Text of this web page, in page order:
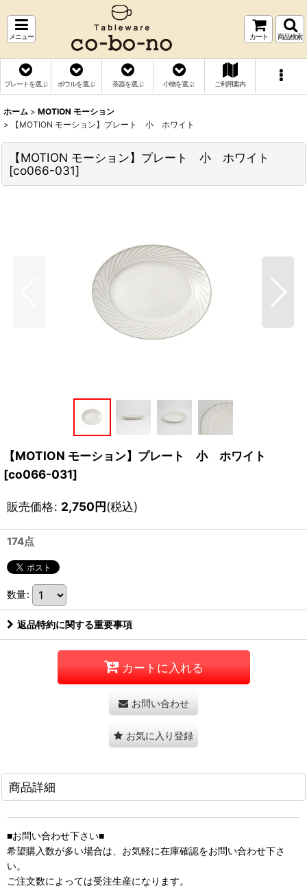
メニュー カート 商品検索
プレートを選ぶ ボウルを選ぶ 茶器を選ぶ 小物を選ぶ ご利用案内
ホーム > MOTION モーション
>
【MOTION モーション】プレート 小 ホワイト
【MOTION モーション】プレート 小 ホワイト
[co066-031]
【MOTION モーション】プレート 小 ホワイト
[co066-031]
販売価格: 2,750円(税込)
174点
数量:
返品特約に関する重要事項
カートに入れる
お問い合わせ
お気に入り登録
商品詳細
■お問い合わせ下さい■
希望購入数が多い場合は、お気軽に在庫確認をお問い合わせ下さ
い。
ご注文数によっては受注生産になります。